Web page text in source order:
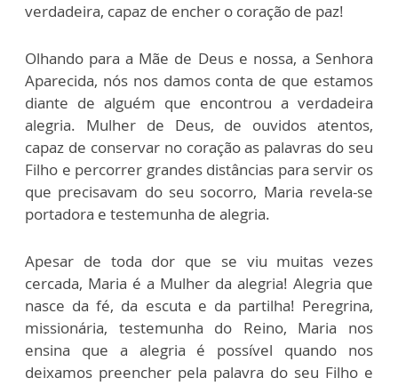
verdadeira, capaz de encher o coração de paz!
Olhando para a Mãe de Deus e nossa, a Senhora
Aparecida, nós nos damos conta de que estamos
diante de alguém que encontrou a verdadeira
alegria. Mulher de Deus, de ouvidos atentos,
capaz de conservar no coração as palavras do seu
Filho e percorrer grandes distâncias para servir os
que precisavam do seu socorro, Maria revela-se
portadora e testemunha de alegria.
Apesar de toda dor que se viu muitas vezes
cercada, Maria é a Mulher da alegria! Alegria que
nasce da fé, da escuta e da partilha! Peregrina,
missionária, testemunha do Reino, Maria nos
ensina que a alegria é possível quando nos
deixamos preencher pela palavra do seu Filho e